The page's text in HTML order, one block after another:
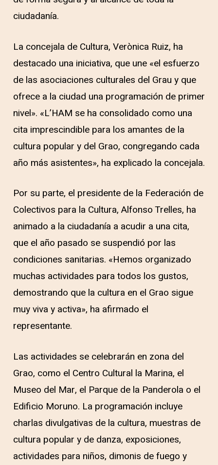
ciudadanía.
La concejala de Cultura, Verònica Ruiz, ha
destacado una iniciativa, que une «el esfuerzo
de las asociaciones culturales del Grau y que
ofrece a la ciudad una programación de primer
nivel». «L’HAM se ha consolidado como una
cita imprescindible para los amantes de la
cultura popular y del Grao, congregando cada
año más asistentes», ha explicado la concejala.
Por su parte, el presidente de la Federación de
Colectivos para la Cultura, Alfonso Trelles, ha
animado a la ciudadanía a acudir a una cita,
que el año pasado se suspendió por las
condiciones sanitarias. «Hemos organizado
muchas actividades para todos los gustos,
demostrando que la cultura en el Grao sigue
muy viva y activa», ha afirmado el
representante.
Las actividades se celebrarán en zona del
Grao, como el Centro Cultural la Marina, el
Museo del Mar, el Parque de la Panderola o el
Edificio Moruno. La programación incluye
charlas divulgativas de la cultura, muestras de
cultura popular y de danza, exposiciones,
actividades para niños, dimonis de fuego y